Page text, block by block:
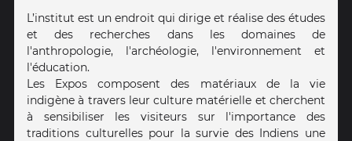
L’institut est un endroit qui dirige et réalise des études
et des recherches dans les domaines de
l'anthropologie, l'archéologie, l'environnement et
l'éducation.
Les Expos composent des matériaux de la vie
indigène à travers leur culture matérielle et cherchent
à sensibiliser les visiteurs sur l'importance des
traditions culturelles pour la survie des Indiens une